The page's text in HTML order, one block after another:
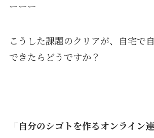
ーーー
こうした課題のクリアが、自宅で
できたらどうですか？
「自分のシゴトを作るオンライン